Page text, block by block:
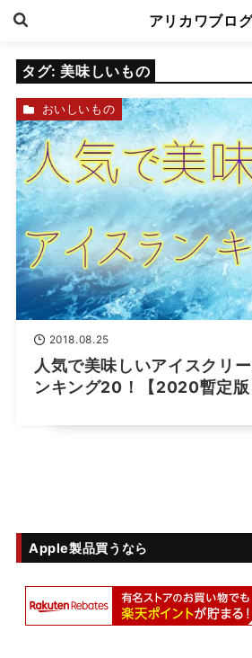
アリカワブロ
タグ: 美味しいもの
2018.08.25
人気で美味しいアイスクリ
ンキング20！【2020暫定版
おいしいもの
Apple製品買うなら